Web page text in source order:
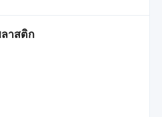
าสติก